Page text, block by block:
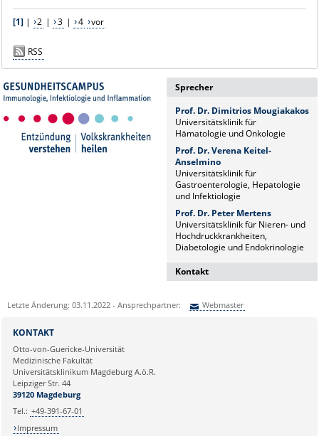
[1]| 2 | 3 | 4 vor
RSS
Sprecher
Prof. Dr. Dimitrios Mougiakakos
Universitätsklinik für
Hämatologie und Onkologie
Prof. Dr. Verena Keitel-
Anselmino
Universitätsklinik für
Gastroenterologie, Hepatologie
und Infektiologie
Prof. Dr. Peter Mertens
Universitätsklinik für Nieren- und
Hochdruckkrankheiten,
Diabetologie und Endokrinologie
Kontakt
Wissenschaftskoordinatorin
Letzte Änderung: 03.11.2022 - Ansprechpartner: Webmaster
Ihre E-Mailadresse:
Ihr Anliegen:
KONTAKT
Otto-von-Guericke-Universität
Medizinische Fakultät
Universitätsklinikum Magdeburg A.ö.R.
Leipziger Str. 44
39120 Magdeburg
Tel.: +49-391-67-01
Impressum